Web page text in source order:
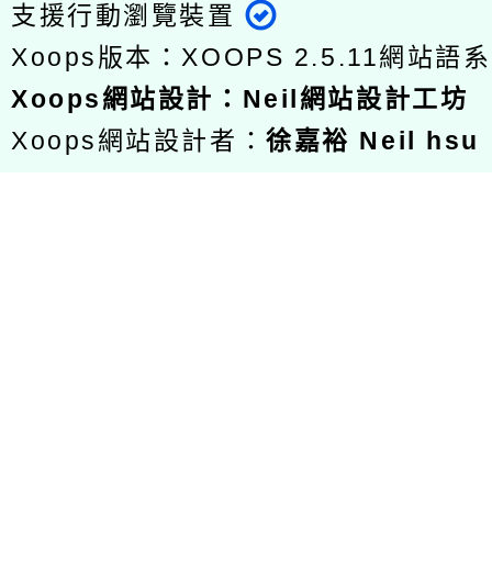
支援行動瀏覽裝置
Xoops版本：XOOPS 2.5.11網站語
Xoops網站設計 ： Neil網站設計工坊
Xoops網站設計者：徐嘉裕 Neil hsu